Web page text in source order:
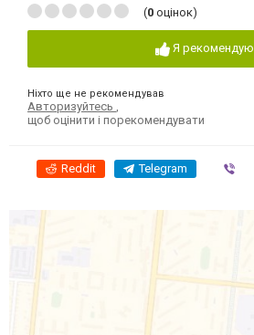
(0 оцінок)
Я рекомендую
Ніхто ще не рекомендував
Авторизуйтесь
щоб оцінити і порекомендувати
Reddit Telegram